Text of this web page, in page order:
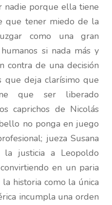
nadie porque ella tiene
que tener miedo de la
como una gran
si nada más y
contra de una decisión
que deja clarísimo que
que ser liberado
caprichos de Nicolás
no ponga en juego
jueza Susana
la justicia a Leopoldo
en un paria
historia como la única
incumpla una orden